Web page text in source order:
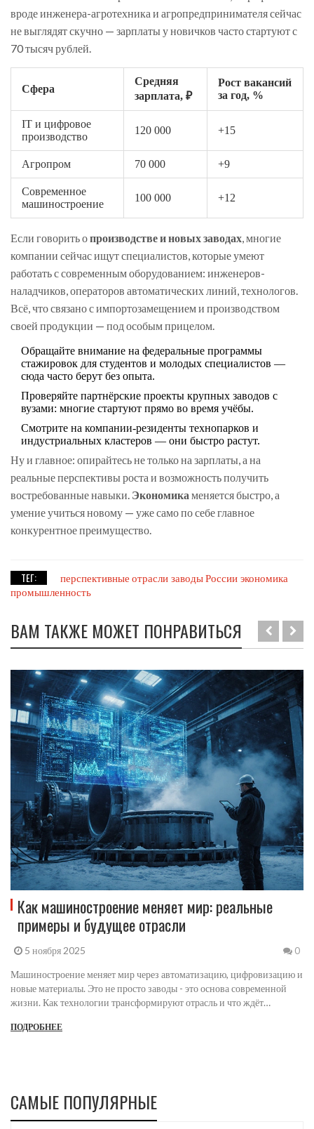
вроде инженера-агротехника и агропредпринимателя сейчас
не выглядят скучно — зарплаты у новичков часто стартуют с
70 тысяч рублей.
Сфера
Средняя
зарплата, ₽
Рост вакансий
за год, %
IT и цифровое
производство
120 000 +15
Агропром 70 000 +9
Современное
машиностроение
100 000 +12
Если говорить опроизводстве и новых заводах, многие
компании сейчас ищут специалистов, которые умеют
работать с современным оборудованием: инженеров-
наладчиков, операторов автоматических линий, технологов.
Всё, что связано с импортозамещением и производством
своей продукции — под особым прицелом.
Обращайте внимание на федеральные программы
стажировок для студентов и молодых специалистов —
сюда часто берут без опыта.
Проверяйте партнёрские проекты крупных заводов с
вузами: многие стартуют прямо во время учёбы.
Смотрите на компании-резиденты технопарков и
индустриальных кластеров — они быстро растут.
Ну и главное: опирайтесь не только на зарплаты, а на
реальные перспективы роста и возможность получить
востребованные навыки. Экономика меняется быстро, а
умение учиться новому — уже само по себе главное
конкурентное преимущество.
ТЕГ: перспективные отрасли заводы России экономика
промышленность
ВАМ ТАКЖЕ МОЖЕТ ПОНРАВИТЬСЯ
Как машиностроение меняет мир: реальные
примеры и будущее отрасли
5 ноября 2025 0
Машиностроение меняет мир через автоматизацию, цифровизацию и
новые материалы. Это не просто заводы - это основа современной
жизни. Как технологии трансформируют отрасль и что ждёт
ПОДРОБНЕЕ
САМЫЕ ПОПУЛЯРНЫЕ